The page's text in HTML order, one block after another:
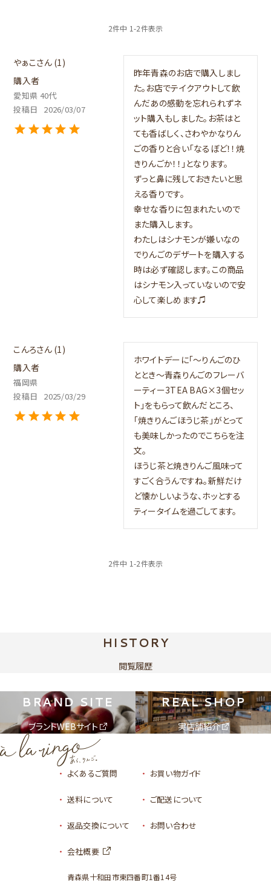
2件中 1-2件表示
やぁこ
1
購入者
愛知県 40代
投稿日
2026/03/07
昨年青森のお店で購入しまし
た。お店でテイクアウトして飲
んだあの感動を忘れられずネ
ット購入もしました。お茶はと
ても香ばしく、さわやかなりん
ごの香りと合い「なるぼど！！焼
きりんごか！！」となります。
ずっと鼻に残しておきたいと思
える香りです。
幸せな香りに包まれたいので
また購入します。
わたしはシナモンが嫌いなの
でりんごのデザートを購入する
時は必ず確認します。この商品
はシナモン入っていないので安
心して楽しめます♫
こんろ
1
購入者
福岡県
投稿日
2025/03/29
ホワイトデーに「～りんごのひ
ととき～青森りんごのフレーバ
ーティー3TEA BAG×3個セッ
ト」をもらって飲んだところ、
「焼きりんごほうじ茶」がとって
も美味しかったのでこちらを注
文。
ほうじ茶と焼きりんご風味って
すごく合うんですね。新鮮だけ
ど懐かしいような、ホッとする
ティータイムを過ごしてます。
2件中 1-2件表示
HISTORY
閲覧履歴
BRAND SITE
ブランドWEBサイト
REAL SHOP
実店舗紹介
よくあるご質問 お買い物ガイド
送料について ご配送について
返品交換について お問い合わせ
会社概要
青森県十和田市東四番町1番14号